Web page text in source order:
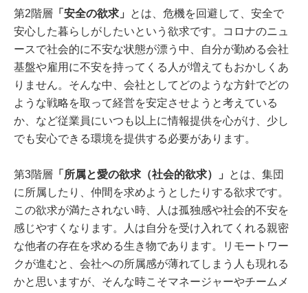
第2階層 「安全の欲求」
とは、危機を回避して、安全で
安心した暮らしがしたいという欲求です。コロナのニュ
ースで社会的に不安な状態が漂う中、自分が勤める会社
基盤や雇用に不安を持ってくる人が増えてもおかしくあ
りません。そんな中、会社としてどのような方針でどの
ような戦略を取って経営を安定させようと考えている
か、など従業員にいつも以上に情報提供を心がけ、少し
でも安心できる環境を提供する必要があります。
第3階層 「所属と愛の欲求（社会的欲求）」
とは、集団
に所属したり、仲間を求めようとしたりする欲求です。
この欲求が満たされない時、人は孤独感や社会的不安を
感じやすくなります。人は自分を受け入れてくれる親密
な他者の存在を求める生き物であります。リモートワー
クが進むと、会社への所属感が薄れてしまう人も現れる
かと思いますが、そんな時こそマネージャーやチームメ